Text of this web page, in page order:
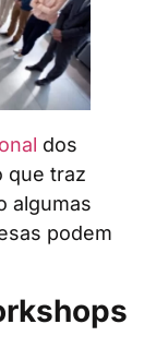
dos
que traz
algumas
podem